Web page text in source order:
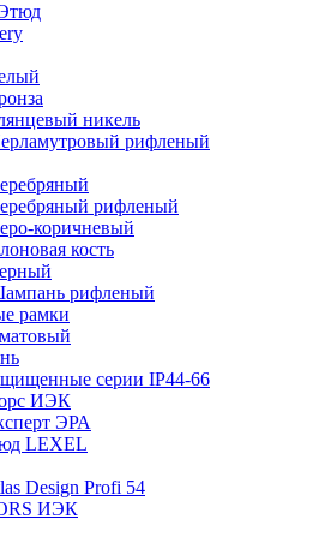
никель
рифленый
рифленый
коричневый
кость
рифленый
рамки
серии IP44-66
ИЭК
ЭРА
LEXEL
Design Profi 54
ИЭК